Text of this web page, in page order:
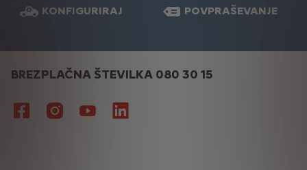
KONFIGURIRAJ POVPRAŠEVANJE
BREZPLAČNA ŠTEVILKA 080 30 15